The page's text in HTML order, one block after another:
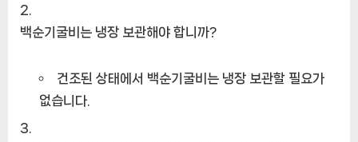
백순기굴비는 냉장 보관해야 합니까?
건조된 상태에서 백순기굴비는 냉장 보관할 필요가
없습니다.